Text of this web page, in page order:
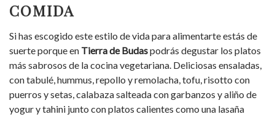
COMIDA
Si has escogido este estilo de vida para alimentarte estás de
suerte porque en Tierra de Budaspodrás degustar los platos
más sabrosos de la cocina vegetariana. Deliciosas ensaladas,
con tabulé, hummus, repollo y remolacha,tofu, risotto con
puerros y setas,calabaza salteada con garbanzos y aliño de
yogur y tahini junto con platos calientes como una lasaña